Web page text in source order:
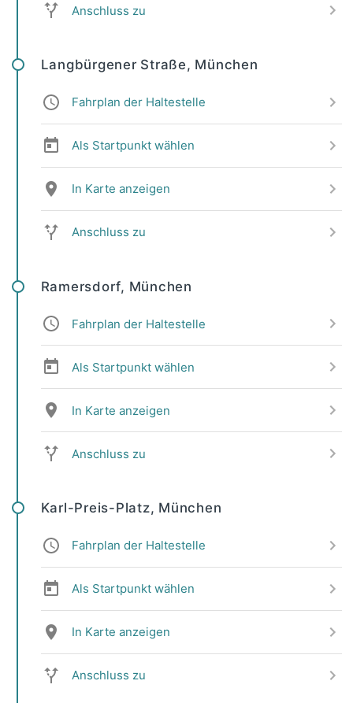
Anschluss zu
Langbürgener Straße, München
Fahrplan der Haltestelle
Als Startpunkt wählen
In Karte anzeigen
Anschluss zu
Ramersdorf, München
Fahrplan der Haltestelle
Als Startpunkt wählen
In Karte anzeigen
Anschluss zu
Karl-Preis-Platz, München
Fahrplan der Haltestelle
Als Startpunkt wählen
In Karte anzeigen
Anschluss zu